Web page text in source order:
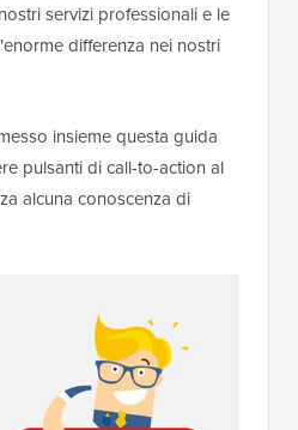
servizi professionali e le
differenza nei nostri
insieme questa guida
pulsanti di call-to-action al
alcuna conoscenza di